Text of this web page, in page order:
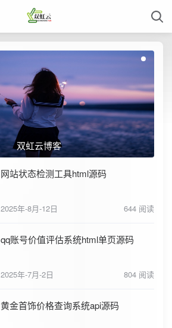
双虹云博客
网站状态检测工具html源码
2025年-8月-12日 644 阅读
qq账号价值评估系统html单页源码
2025年-7月-2日 804 阅读
黄金首饰价格查询系统api源码